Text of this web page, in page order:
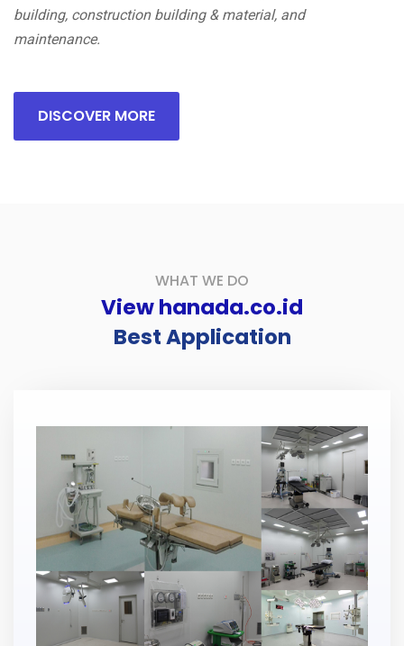
building, construction building & material, and
maintenance.
DISCOVER MORE
WHAT WE DO
View hanada.co.id
Best Application